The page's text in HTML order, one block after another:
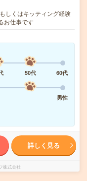
しくはキッティング経験
お仕事です
50代
60代
男性
詳しく見る
株式会社